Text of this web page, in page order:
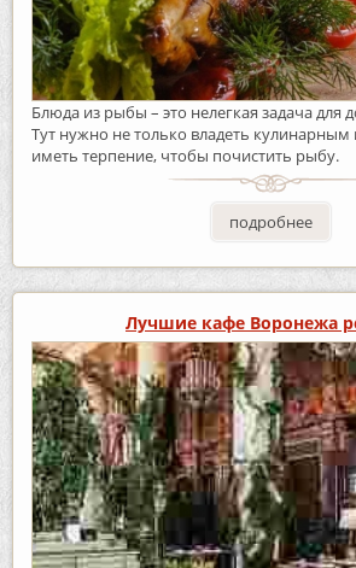
Блюда из рыбы – это нелегкая задача для
Тут нужно не только владеть кулинарным
иметь терпение, чтобы почистить рыбу.
подробнее
Лучшие кафе Воронежа